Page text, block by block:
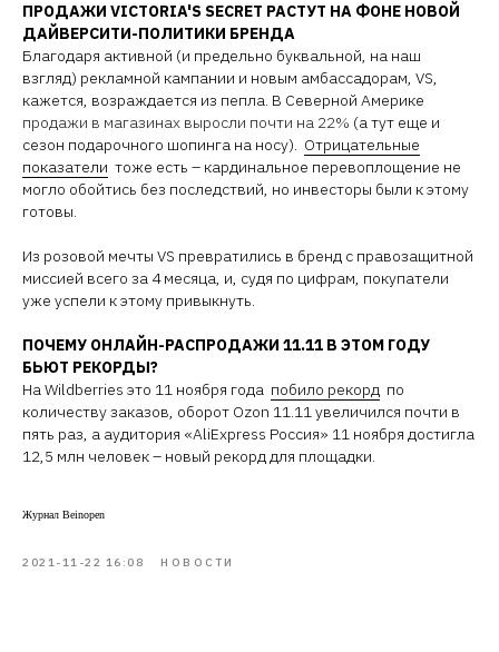
ПРОДАЖИ VICTORIA'S SECRET РАСТУТ НА ФОНЕ НОВОЙ
ДАЙВЕРСИТИ-ПОЛИТИКИ БРЕНДА
Благодаря активной (и предельно буквальной, на наш
взгляд) рекламной кампании и новым амбассадорам, VS,
кажется, возраждается из пепла. В Северной Америке
продажи в магазинах выросли почти на 22% (а тут еще и
сезон подарочного шопинга на носу). Отрицательные
показатели тоже есть – кардинальное перевоплощение не
могло обойтись без последствий, но инвесторы были к этому
готовы.
Из розовой мечты VS превратились в бренд с правозащитной
миссией всего за 4 месяца, и, судя по цифрам, покупатели
уже успели к этому привыкнуть.
ПОЧЕМУ ОНЛАЙН-РАСПРОДАЖИ 11.11 В ЭТОМ ГОДУ
БЬЮТ РЕКОРДЫ?
На Wildberries это 11 ноября года побило рекорд по
количеству заказов, оборот Ozon 11.11 увеличился почти в
пять раз, а аудитория «AliExpress Россия» 11 ноября достигла
12,5 млн человек – новый рекорд для площадки.
Журнал Beinopen
2021-11-22 16:08 НОВОСТИ